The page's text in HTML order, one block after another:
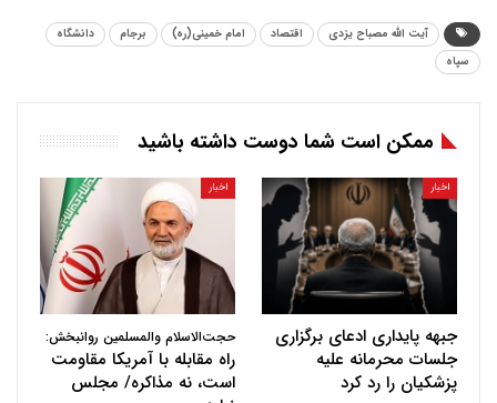
آیت الله مصباح یزدی اقتصاد امام خمینی(ره) برجام
دانشگاه
سپاه
ممکن است شما دوست داشته باشید
اخبار
جبهه پایداری ادعای برگزاری
جلسات محرمانه علیه
پزشکیان را رد کرد
اخبار
حجت‌الاسلام والمسلمین روانبخش:
راه مقابله با آمریکا مقاومت
است، نه مذاکره/ مجلس